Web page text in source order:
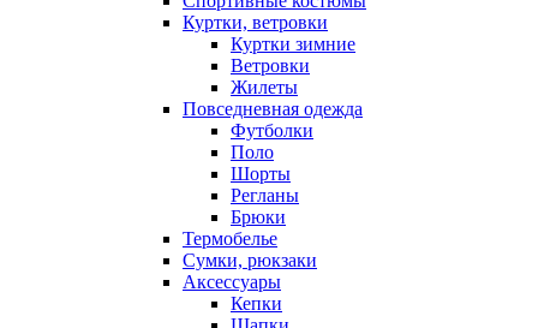
Куртки, ветровки
Куртки зимние
Ветровки
Жилеты
Повседневная одежда
Футболки
Поло
Шорты
Регланы
Брюки
Термобелье
Сумки, рюкзаки
Аксессуары
Кепки